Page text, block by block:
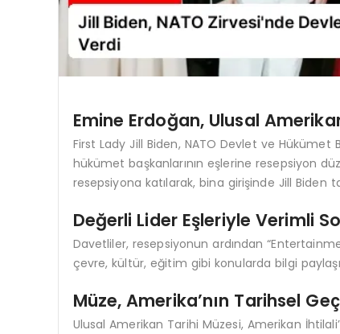
Emine Erdoğan, Ulusal
First Lady Jill Biden, NATO Devlet ve Hükümet
hükümet başkanlarının eşlerine resepsiyon
resepsiyona katılarak, bina girişinde Jill Biden
Değerli Lider Eşleriyle Verimli
Davetliler, resepsiyonun ardından
çevre, kültür, eğitim gibi konularda bilgi
Müze, Amerika’nın Tarihsel
Ulusal Amerikan Tarihi Müzesi, Amerikan